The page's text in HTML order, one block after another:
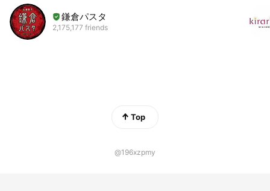
鎌倉パスタ
2,175,177 friends
Top
@196xzpmy